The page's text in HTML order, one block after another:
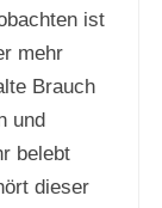
ist
mehr
Brauch
und
belebt
dieser